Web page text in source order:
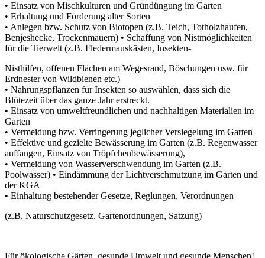
• Einsatz von Mischkulturen und Gründüngung im Garten
• Erhaltung und Förderung alter Sorten
• Anlegen bzw. Schutz von Biotopen (z.B. Teich, Totholzhaufen,
Benjeshecke, Trockenmauern) • Schaffung von Nistmöglichkeiten
für die Tierwelt (z.B. Fledermauskästen, Insekten-
Nisthilfen, offenen Flächen am Wegesrand, Böschungen usw. für
Erdnester von Wildbienen etc.)
• Nahrungspflanzen für Insekten so auswählen, dass sich die
Blütezeit über das ganze Jahr erstreckt.
• Einsatz von umweltfreundlichen und nachhaltigen Materialien im
Garten
• Vermeidung bzw. Verringerung jeglicher Versiegelung im Garten
• Effektive und gezielte Bewässerung im Garten (z.B. Regenwasser
auffangen, Einsatz von Tröpfchenbewässerung),
• Vermeidung von Wasserverschwendung im Garten (z.B.
Poolwasser) • Eindämmung der Lichtverschmutzung im Garten und
der KGA
• Einhaltung bestehender Gesetze, Reglungen, Verordnungen
(z.B. Naturschutzgesetz, Gartenordnungen, Satzung)
Für ökologische Gärten, gesunde Umwelt und gesunde Menschen!